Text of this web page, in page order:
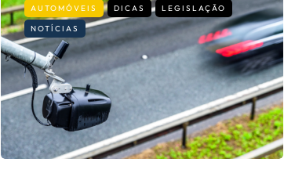
AUTOMÓVEIS DICAS
LEGISLAÇÃO
NOTÍCIAS